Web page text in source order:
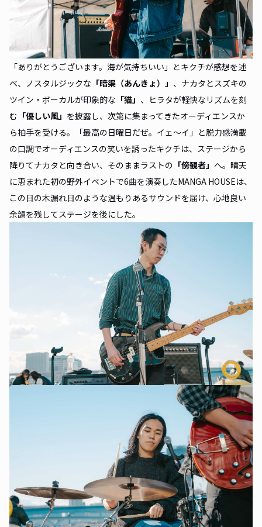
「ありがとうございます。海が気持ちいい」とキクチが感想を述
べ、ノスタルジックな 「暗渠（あんきょ）」 、ナカタとスズキの
ツイン・ボーカルが印象的な 「猫」 、ヒラタが軽快なリズムを刻
む 「優しい風」 を披露し、次第に集まってきたオーディエンスか
ら拍手を受ける。「最高の日曜日だぜ。イェ〜イ」と脱力感満載
の口調でオーディエンスの笑いを誘ったキクチは、ステージから
降りてナカタと向き合い、そのままラストの 「傍観者」 へ。晴天
に恵まれた初の野外イベントで6曲を演奏したMANGA HOUSEは、
この日の木漏れ日のような温もりあるサウンドを届け、心地良い
余韻を残してステージを後にした。